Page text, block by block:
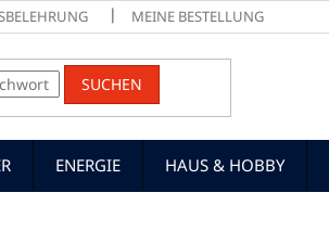
MEINE BESTELLUNG
SUCHEN
ENERGIE HAUS & HOBBY